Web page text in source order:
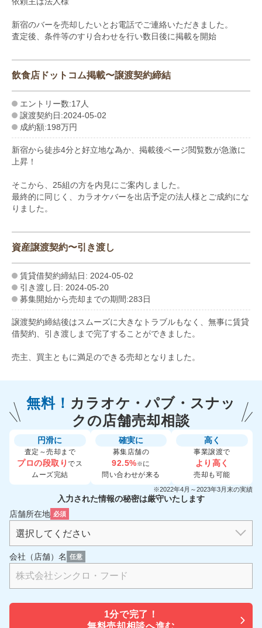
新宿のバーを売却したいとお電話でご連絡いただきました。
査定後、条件等のすり合わせを行い数日後に掲載を開始
飲食店ドットコム掲載〜譲渡契約締結
エントリー数:17人
譲渡契約日:2024-05-02
成約額:198万円
新宿から徒歩4分と好立地な為か、掲載後ページ閲覧数が急激に
上昇！
そこから、25組の方を内見にご案内しました。
最終的に同じく、カラオケバーを出店予定の法人様とご成約にな
りました。
資産譲渡契約〜引き渡し
賃貸借契約締結日: 2024-05-02
引き渡し日: 2024-05-20
募集開始から売却までの期間:283日
譲渡契約締結後はスムーズに大きなトラブルもなく、無事に賃貸
借契約、引き渡しまで完了することができました。
売主、買主ともに満足のできる売却となりました。
無料！ カラオケ・パブ・スナッ
クの店舗売却相談
円滑に
査定～売却まで
プロの段取りでス
ムーズ完結
確実に
募集店舗の
92.5%※に
問い合わせが来る
高く
事業譲渡で
より高く
売却も可能
※2022年4月～2023年3月末の実績
入力された情報の秘密は厳守いたします
店舗所在地 必須
会社（店舗）名 任意
1分で完了！
無料売却相談へ進む